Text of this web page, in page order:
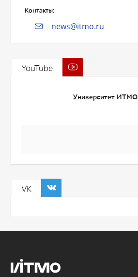
Контакты:
news@itmo.ru
YouTube
Университет ИТМО
VK